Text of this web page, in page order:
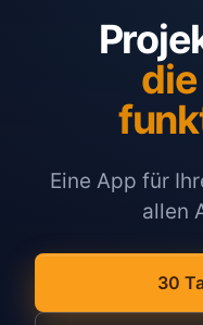
Eine App für
allen
30